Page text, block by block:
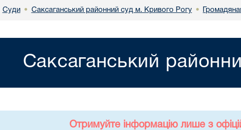
Суди • Саксаганський районний суд м. Кривого Рогу •
Саксаганський
Отримуйте інформацію лише з